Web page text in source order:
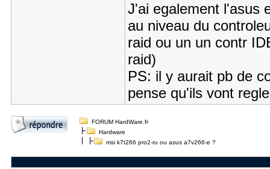
J'ai egalement l'asus
au niveau du
raid ou un un contr
raid)
PS: il y aurait pb de
pense qu'ils vont
FORUM HardWare.fr
Hardware
msi k7t266 pro2-ru ou asus a7v266-e ?